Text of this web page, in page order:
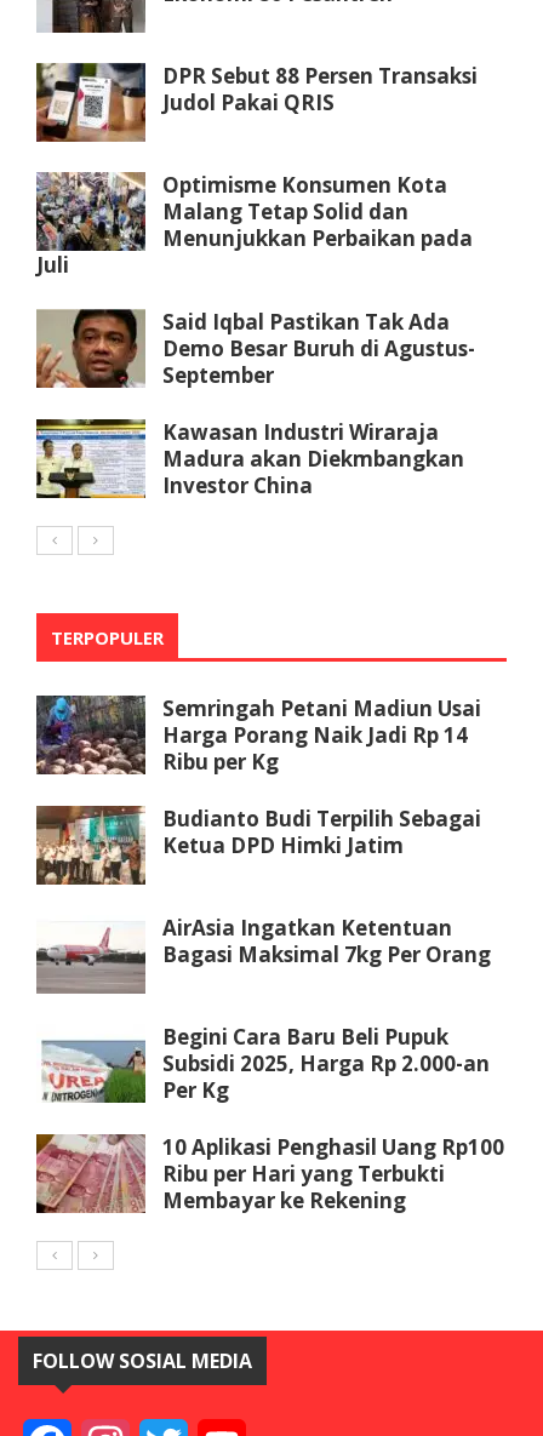
DPR Sebut 88 Persen Transaksi
Judol Pakai QRIS
Optimisme Konsumen Kota
Malang Tetap Solid dan
Menunjukkan Perbaikan pada
Juli
Said Iqbal Pastikan Tak Ada
Demo Besar Buruh di Agustus-
September
Kawasan Industri Wiraraja
Madura akan Diekmbangkan
Investor China
TERPOPULER
Semringah Petani Madiun Usai
Harga Porang Naik Jadi Rp 14
Ribu per Kg
Budianto Budi Terpilih Sebagai
Ketua DPD Himki Jatim
AirAsia Ingatkan Ketentuan
Bagasi Maksimal 7kg Per Orang
Begini Cara Baru Beli Pupuk
Subsidi 2025, Harga Rp 2.000-an
Per Kg
10 Aplikasi Penghasil Uang Rp100
Ribu per Hari yang Terbukti
Membayar ke Rekening
FOLLOW SOSIAL MEDIA